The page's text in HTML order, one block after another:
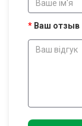
Ваш отзыв